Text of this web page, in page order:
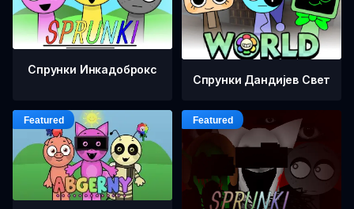
Спрунки Инкадоброкс
Спрунки Дандијев Свет